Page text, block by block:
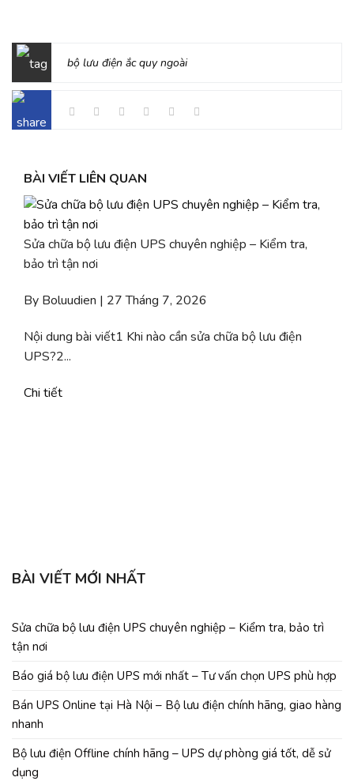
bộ lưu điện ắc quy ngoài
BÀI VIẾT LIÊN QUAN
Sửa chữa bộ lưu điện UPS chuyên nghiệp – Kiểm tra,
bảo trì tận nơi
By Boluudien | 27 Tháng 7, 2026
Nội dung bài viết1 Khi nào cần sửa chữa bộ lưu điện
UPS?2...
Chi tiết
BÀI VIẾT MỚI NHẤT
Sửa chữa bộ lưu điện UPS chuyên nghiệp – Kiểm tra, bảo trì
tận nơi
Báo giá bộ lưu điện UPS mới nhất – Tư vấn chọn UPS phù hợp
Bán UPS Online tại Hà Nội – Bộ lưu điện chính hãng, giao hàng
nhanh
Bộ lưu điện Offline chính hãng – UPS dự phòng giá tốt, dễ sử
dụng